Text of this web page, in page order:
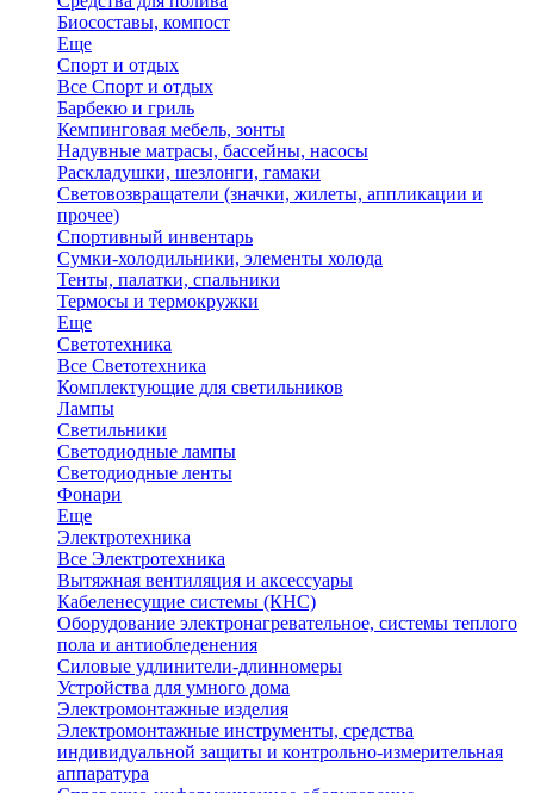
Биосоставы, компост
Еще
Спорт и отдых
Все Спорт и отдых
Барбекю и гриль
Кемпинговая мебель, зонты
Надувные матрасы, бассейны, насосы
Раскладушки, шезлонги, гамаки
Световозвращатели (значки, жилеты, аппликации и
прочее)
Спортивный инвентарь
Сумки-холодильники, элементы холода
Тенты, палатки, спальники
Термосы и термокружки
Еще
Светотехника
Все Светотехника
Комплектующие для светильников
Лампы
Светильники
Светодиодные лампы
Светодиодные ленты
Фонари
Еще
Электротехника
Все Электротехника
Вытяжная вентиляция и аксессуары
Кабеленесущие системы (КНС)
Оборудование электронагревательное, системы теплого
пола и антиобледенения
Силовые удлинители-длинномеры
Устройства для умного дома
Электромонтажные изделия
Электромонтажные инструменты, средства
индивидуальной защиты и контрольно-измерительная
аппаратура